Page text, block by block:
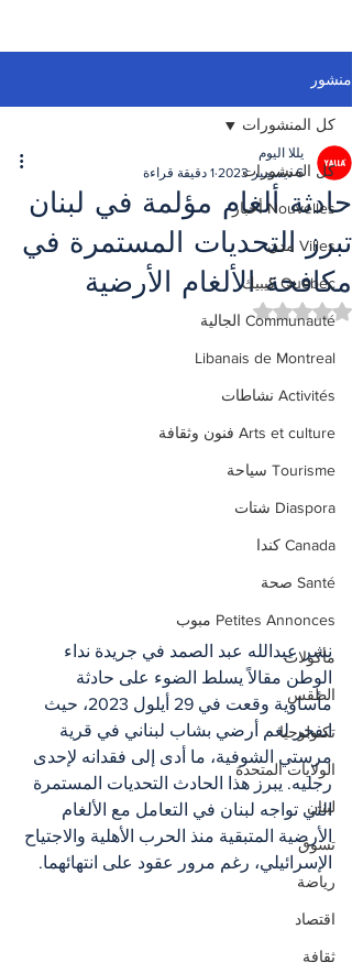
منشور
كل المنشورات
Nouvelles أخبار
Villes مدن
Québec كيبيك
Communauté الجالية
Libanais de Montreal
Activités نشاطات
Arts et culture فنون وثقافة
Tourisme سياحة
Diaspora شتات
Canada كندا
Santé صحة
Petites Annonces مبوب
مأكولات
الطقس
تكنولوجيا
الولايات المتحدة
لبنان
تسوق
رياضة
اقتصاد
ثقافة
كل المنشورات
حادثة ألغام مؤلمة في لبنان
تبرز التحديات المستمرة في
مكافحة الألغام الأرضية
يللا اليوم
6 ديسمبر 2023
1 دقيقة قراءة
تم التقييم بـ ليس رقمًا من أصل 5 نجوم.
نشر عبدالله عبد الصمد في جريدة نداء
الوطن مقالاً يسلط الضوء على حادثة
مأساوية وقعت في 29 أيلول 2023، حيث
انفجر لغم أرضي بشاب لبناني في قرية
مرستي الشوفية، ما أدى إلى فقدانه لإحدى
رجليه. يبرز هذا الحادث التحديات المستمرة
التي تواجه لبنان في التعامل مع الألغام
الأرضية المتبقية منذ الحرب الأهلية والاجتياح
الإسرائيلي، رغم مرور عقود على انتهائهما.